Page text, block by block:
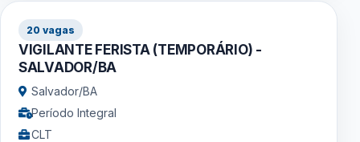
20 vagas
VIGILANTE FERISTA (TEMPORÁRIO) -
SALVADOR/BA
Salvador/BA
Período Integral
CLT